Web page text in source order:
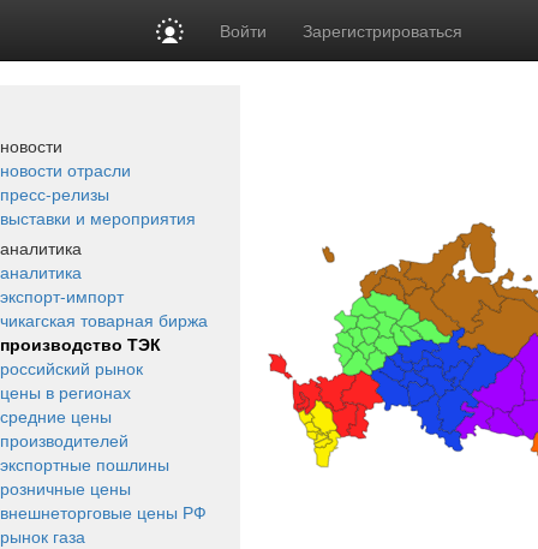
Войти Зарегистрироваться
новости
новости отрасли
пресс-релизы
выставки и мероприятия
аналитика
аналитика
экспорт-импорт
чикагская товарная биржа
производство ТЭК
российский рынок
цены в регионах
средние цены
производителей
экспортные пошлины
розничные цены
внешнеторговые цены РФ
рынок газа